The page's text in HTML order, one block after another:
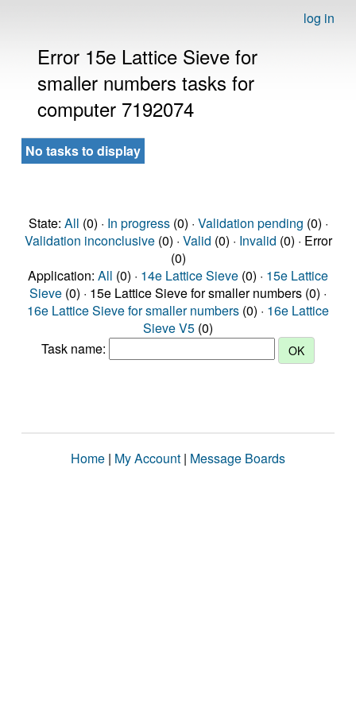
log in
Error 15e Lattice Sieve for
smaller numbers tasks for
computer 7192074
No tasks to display
State: All (0) · In progress(0) · Validation pending (0) ·
Validation inconclusive(0) · Valid (0) · Invalid (0) · Error
(0)
Application: All (0) · 14e Lattice Sieve (0) · 15e Lattice
Sieve (0) · 15e Lattice Sieve for smaller numbers (0) ·
16e Lattice Sieve for smaller numbers (0) · 16e Lattice
Sieve V5 (0)
Task name:
Home | My Account | Message Boards